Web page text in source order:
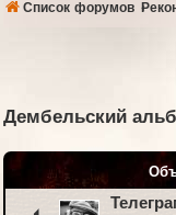
Список форумов
Дембельский